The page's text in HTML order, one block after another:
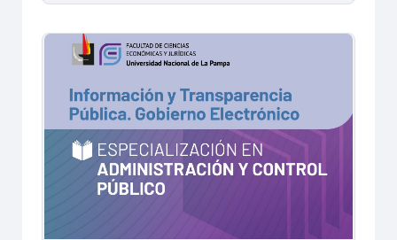
Información y Transparencia Pública. Gobierno Electrónico